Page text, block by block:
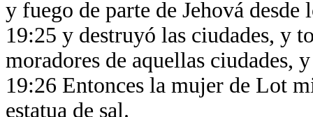
y fuego de parte de Jehová
19:25 y destruyó las ciudades, y
moradores de aquellas ciudades,
19:26 Entonces la mujer de Lot
estatua de sal.